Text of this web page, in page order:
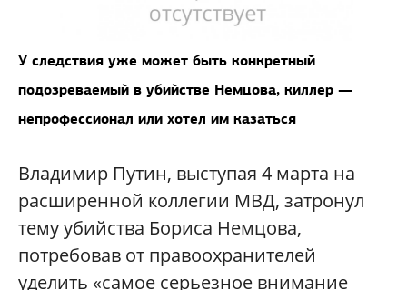
У следствия уже может быть конкретный
подозреваемый в убийстве Немцова, киллер —
непрофессионал или хотел им казаться
Владимир Путин, выступая 4 марта на
расширенной коллегии МВД, затронул
тему убийства Бориса Немцова,
потребовав от правоохранителей
уделить «самое серьезное внимание